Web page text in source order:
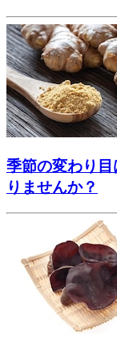
季節の変わり
りませんか？